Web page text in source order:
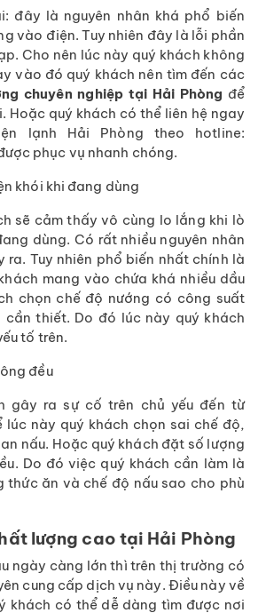
đây là nguyên nhân khá phổ biến
vào điện. Tuy nhiên đây là lỗi phần
Cho nên lúc này quý khách không
vào đó quý khách nên tìm đến các
chuyên nghiệp tại Hải Phòng để
Hoặc quý khách có thể liên hệ ngay
lạnh Hải Phòng theo hotline:
phục vụ nhanh chóng.
khói khi đang dùng
sẽ cảm thấy vô cùng lo lắng khi lò
dùng. Có rất nhiều nguyên nhân
ra. Tuy nhiên phổ biến nhất chính là
mang vào chứa khá nhiều dầu
chọn chế độ nướng có công suất
cần thiết. Do đó lúc này quý khách
tố trên.
đều
gây ra sự cố trên chủ yếu đến từ
lúc này quý khách chọn sai chế độ,
nấu. Hoặc quý khách đặt số lượng
Do đó việc quý khách cần làm là
thức ăn và chế độ nấu sao cho phù
lượng cao tại Hải Phòng
ngày càng lớn thì trên thị trường có
cung cấp dịch vụ này. Điều này về
khách có thể dễ dàng tìm được nơi